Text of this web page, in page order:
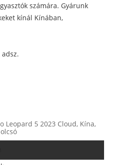
számára. Gyárunk
kínál Kínában,
Leopard 5 2023 Cloud, Kína,